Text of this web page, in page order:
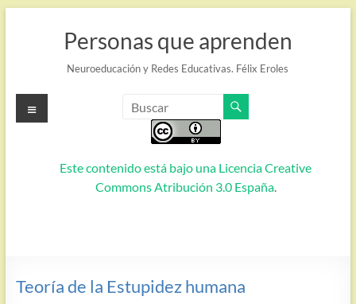
Personas que aprenden
Neuroeducación y Redes Educativas. Félix Eroles
Este contenido está bajo una Licencia Creative
Commons Atribución 3.0 España.
Menú
Teoría de la Estupidez humana